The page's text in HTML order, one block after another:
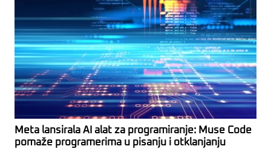
Meta lansirala AI alat za programiranje: Muse Code
pomaže programerima u pisanju i otklanjanju